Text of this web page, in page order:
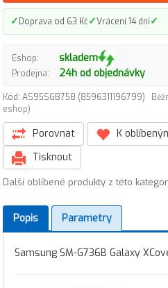
✓Doprava od 63 Kč✓Vrácení 14 dní✓
Eshop: skladem
Prodejna: 24h od objednávky
Kód: AS95SGB758 (8596311196799)
eshop)
Porovnat K
Tisknout
Další oblíbené produkty z této
Popis Parametry
Samsung SM-G736B Galaxy